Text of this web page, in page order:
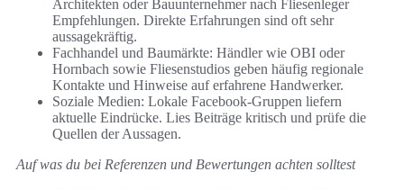
Architekten oder Bauunternehmer nach Fliesenleger
Empfehlungen. Direkte Erfahrungen sind oft sehr
aussagekräftig.
Fachhandel und Baumärkte: Händler wie OBI oder
Hornbach sowie Fliesenstudios geben häufig regionale
Kontakte und Hinweise auf erfahrene Handwerker.
Soziale Medien: Lokale Facebook-Gruppen liefern
aktuelle Eindrücke. Lies Beiträge kritisch und prüfe die
Quellen der Aussagen.
Auf was du bei Referenzen und Bewertungen achten solltest